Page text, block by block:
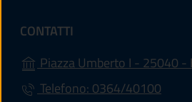
CONTATTI
Piazza Umberto I - 25040 -
Telefono: 0364/40100